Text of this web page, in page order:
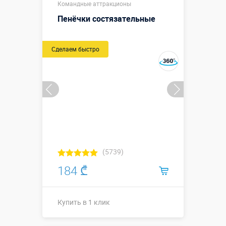
Командные аттракционы
Пенёчки состязательные
Сделаем быстро
(5739)
184 ₾
Купить в 1 клик